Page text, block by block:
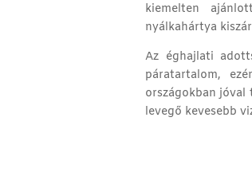
kiemelten
nyálkahártya
Az éghajlati
páratartalom,
országokban
levegő kevesebb